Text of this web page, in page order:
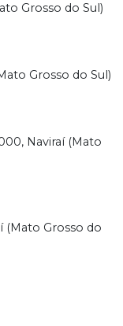
Grosso do Sul)
Grosso do Sul)
Naviraí (Mato
(Mato Grosso do